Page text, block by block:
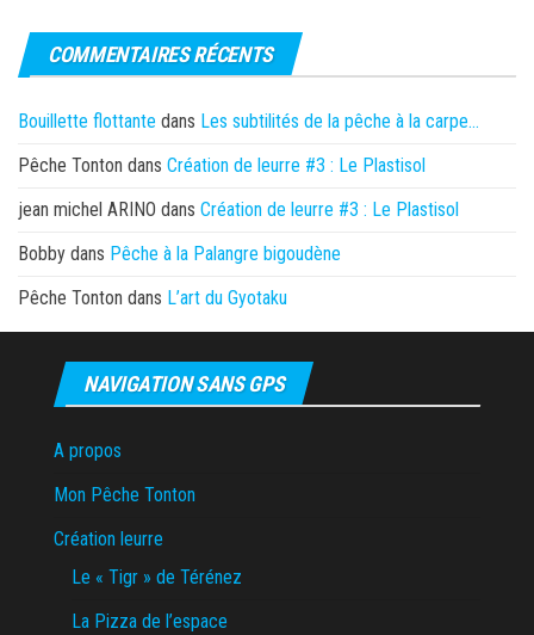
COMMENTAIRES RÉCENTS
Bouillette flottante dans Les subtilités de la pêche à la carpe…
Pêche Tonton dans Création de leurre #3 : Le Plastisol
jean michel ARINO dans Création de leurre #3 : Le Plastisol
Bobby dans Pêche à la Palangre bigoudène
Pêche Tonton dans L’art du Gyotaku
NAVIGATION SANS GPS
A propos
Mon Pêche Tonton
Création leurre
Le « Tigr » de Térénez
La Pizza de l’espace